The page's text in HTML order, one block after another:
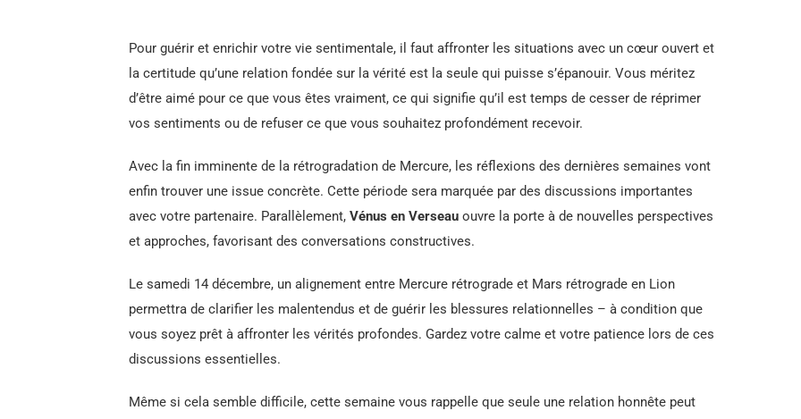
Pour guérir et enrichir votre vie sentimentale, il faut affronter les situations avec un cœur ouvert et
la certitude qu’une relation fondée sur la vérité est la seule qui puisse s’épanouir. Vous méritez
d’être aimé pour ce que vous êtes vraiment, ce qui signifie qu’il est temps de cesser de réprimer
vos sentiments ou de refuser ce que vous souhaitez profondément recevoir.
Avec la fin imminente de la rétrogradation de Mercure, les réflexions des dernières semaines vont
enfin trouver une issue concrète. Cette période sera marquée par des discussions importantes
avec votre partenaire. Parallèlement, Vénus en Verseau ouvre la porte à de nouvelles perspectives
et approches, favorisant des conversations constructives.
Le samedi 14 décembre, un alignement entre Mercure rétrograde et Mars rétrograde en Lion
permettra de clarifier les malentendus et de guérir les blessures relationnelles – à condition que
vous soyez prêt à affronter les vérités profondes. Gardez votre calme et votre patience lors de ces
discussions essentielles.
Même si cela semble difficile, cette semaine vous rappelle que seule une relation honnête peut